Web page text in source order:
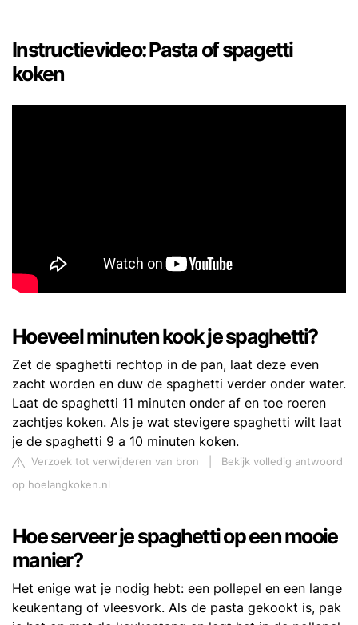
Instructievideo: Pasta of spagetti
koken
Hoeveel minuten kook je spaghetti?
Zet de spaghetti rechtop in de pan, laat deze even
zacht worden en duw de spaghetti verder onder water.
Laat de spaghetti 11 minuten onder af en toe roeren
zachtjes koken. Als je wat stevigere spaghetti wilt laat
je de spaghetti 9 a 10 minuten koken.
Verzoek tot verwijderen van bron
Bekijk volledig antwoord
op hoelangkoken.nl
Hoe serveer je spaghetti op een mooie
manier?
Het enige wat je nodig hebt: een pollepel en een lange
keukentang of vleesvork. Als de pasta gekookt is, pak